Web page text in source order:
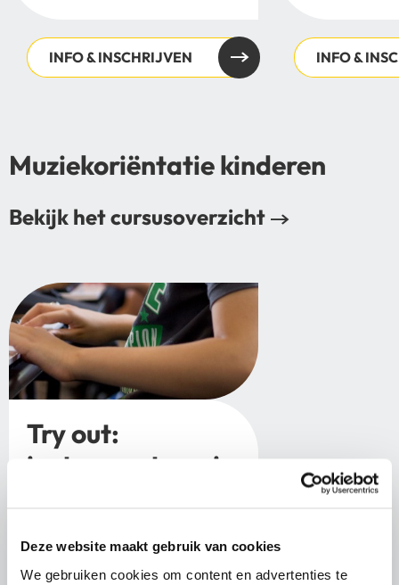
Deze website maakt gebruik van cookies
We gebruiken cookies om content en advertenties te
INFO & INSCHRIJVEN INFO &
Muziekoriëntatie kinderen
Bekijk het cursusoverzicht
Try out:
instrumentenmix
INFO & INSCHRIJVEN